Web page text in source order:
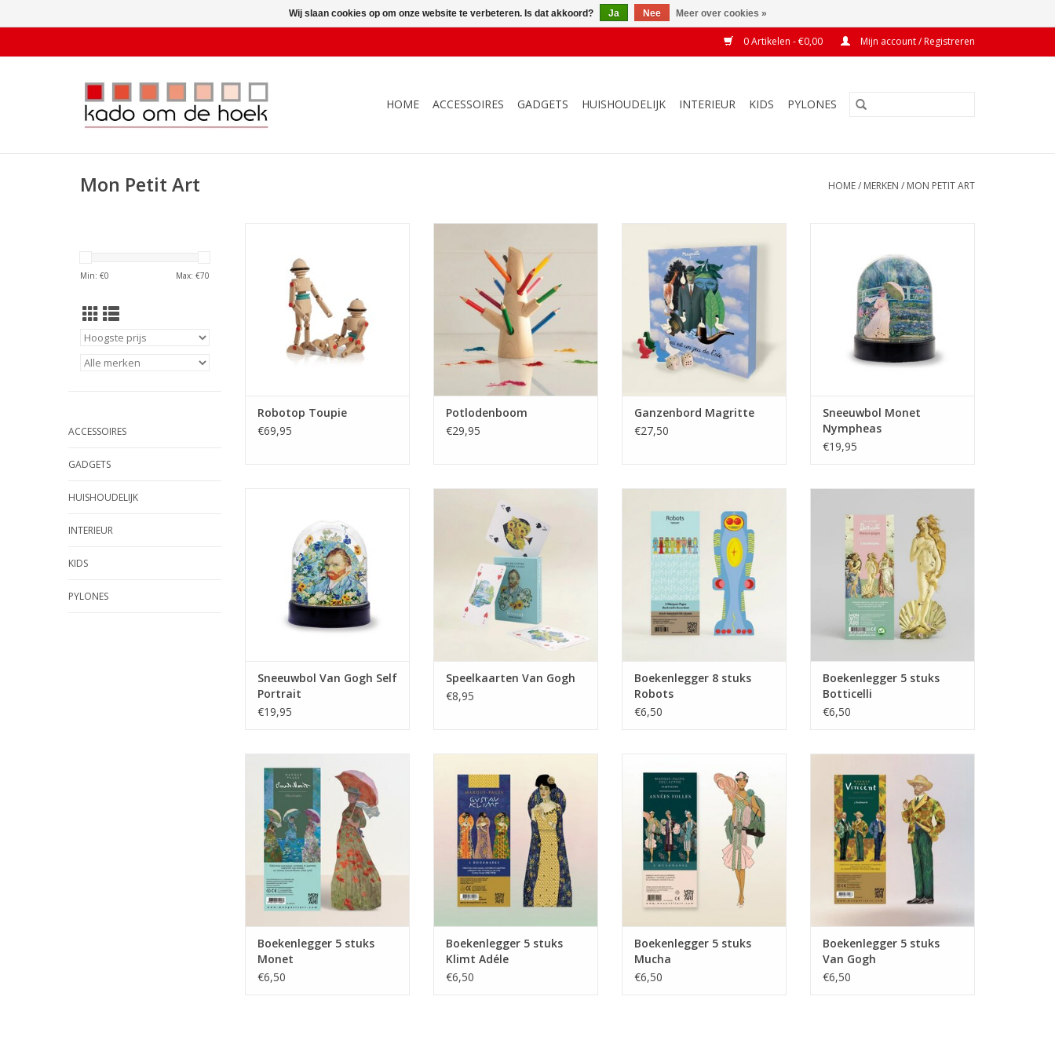
0 Artikelen - €0,00 Mijn account / Registreren
HOME ACCESSOIRES GADGETS HUISHOUDELIJK INTERIEUR KIDS PYLONES
Mon Petit Art HOME/ MERKEN / MON PETIT ART
Min: €0 Max: €70
ACCESSOIRES
GADGETS
HUISHOUDELIJK
INTERIEUR
KIDS
PYLONES
Robotop Toupie
€69,95
TOEVOEGEN AAN WINKELWAGEN
Potlodenboom
€29,95
TOEVOEGEN AAN WINKELWAGEN
Ganzenbord Magritte
€27,50
TOEVOEGEN AAN WINKELWAGEN
Sneeuwbol Monet
Nympheas
€19,95
Sneeuwbol Van Gogh Self
Portrait
€19,95
TOEVOEGEN AAN WINKELWAGEN
Speelkaarten Van Gogh
€8,95
TOEVOEGEN AAN WINKELWAGEN
Boekenlegger 8 stuks
Robots
€6,50
TOEVOEGEN AAN WINKELWAGEN
Boekenlegger 5 stuks
Botticelli
€6,50
TOEVOEGEN AAN WINKELWAGEN
Boekenlegger 5 stuks
Monet
€6,50
TOEVOEGEN AAN WINKELWAGEN
Boekenlegger 5 stuks
Klimt Adéle
€6,50
TOEVOEGEN AAN WINKELWAGEN
Boekenlegger 5 stuks
Mucha
€6,50
TOEVOEGEN AAN WINKELWAGEN
Boekenlegger 5 stuks
Van Gogh
€6,50
Wij slaan cookies op om onze website te verbeteren. Is dat akkoord? Ja Nee Meer over cookies »